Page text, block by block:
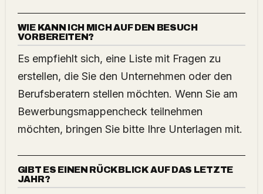
WIE KANN ICH MICH AUF DEN BESUCH
VORBEREITEN?
Es empfiehlt sich, eine Liste mit Fragen zu
erstellen, die Sie den Unternehmen oder den
Berufsberatern stellen möchten. Wenn Sie am
Bewerbungsmappencheck teilnehmen
möchten, bringen Sie bitte Ihre Unterlagen mit.
GIBT ES EINEN RÜCKBLICK AUF DAS LETZTE
JAHR?